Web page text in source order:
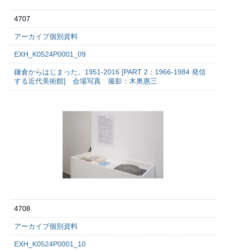
4707
アーカイブ個別資料
EXH_K0524P0001_09
鎌倉からはじまった。1951-2016 [PART 2：1966-1984 発信
する近代美術館] 会場写真 撮影：木奥惠三
4708
アーカイブ個別資料
EXH_K0524P0001_10